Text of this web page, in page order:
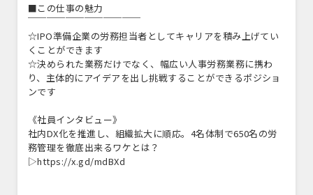
■この仕事の魅力
￣￣￣￣￣￣￣￣￣￣￣￣
☆IPO準備企業の労務担当者としてキャリアを積み上げてい
くことができます
☆決められた業務だけでなく、幅広い人事労務業務に携わ
り、主体的にアイデアを出し挑戦することができるポジショ
ンです
《社員インタビュー》
社内DX化を推進し、組織拡大に順応。4名体制で650名の労
務管理を徹底出来るワケとは？
▷https://x.gd/mdBXd